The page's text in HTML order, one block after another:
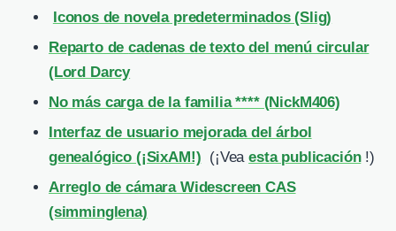
Iconos de novela predeterminados (Slig)
Reparto decadenas de texto del menú circular
(Lord Darcy
No más carga de la familia **** (NickM406)
Interfaz de usuario mejorada del árbol
genealógico (¡SixAM!) (¡Veaesta publicación!)
Arreglo de cámara Widescreen CAS
(simminglena)